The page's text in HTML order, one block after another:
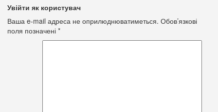
Увійти як користувач
Ваша e-mail адреса не оприлюднюватиметься. Обов’язкові
поля позначені *